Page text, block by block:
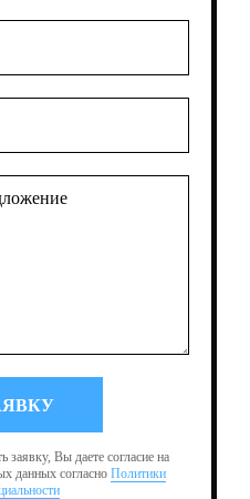
Вы даете согласие на
данных согласно Политики